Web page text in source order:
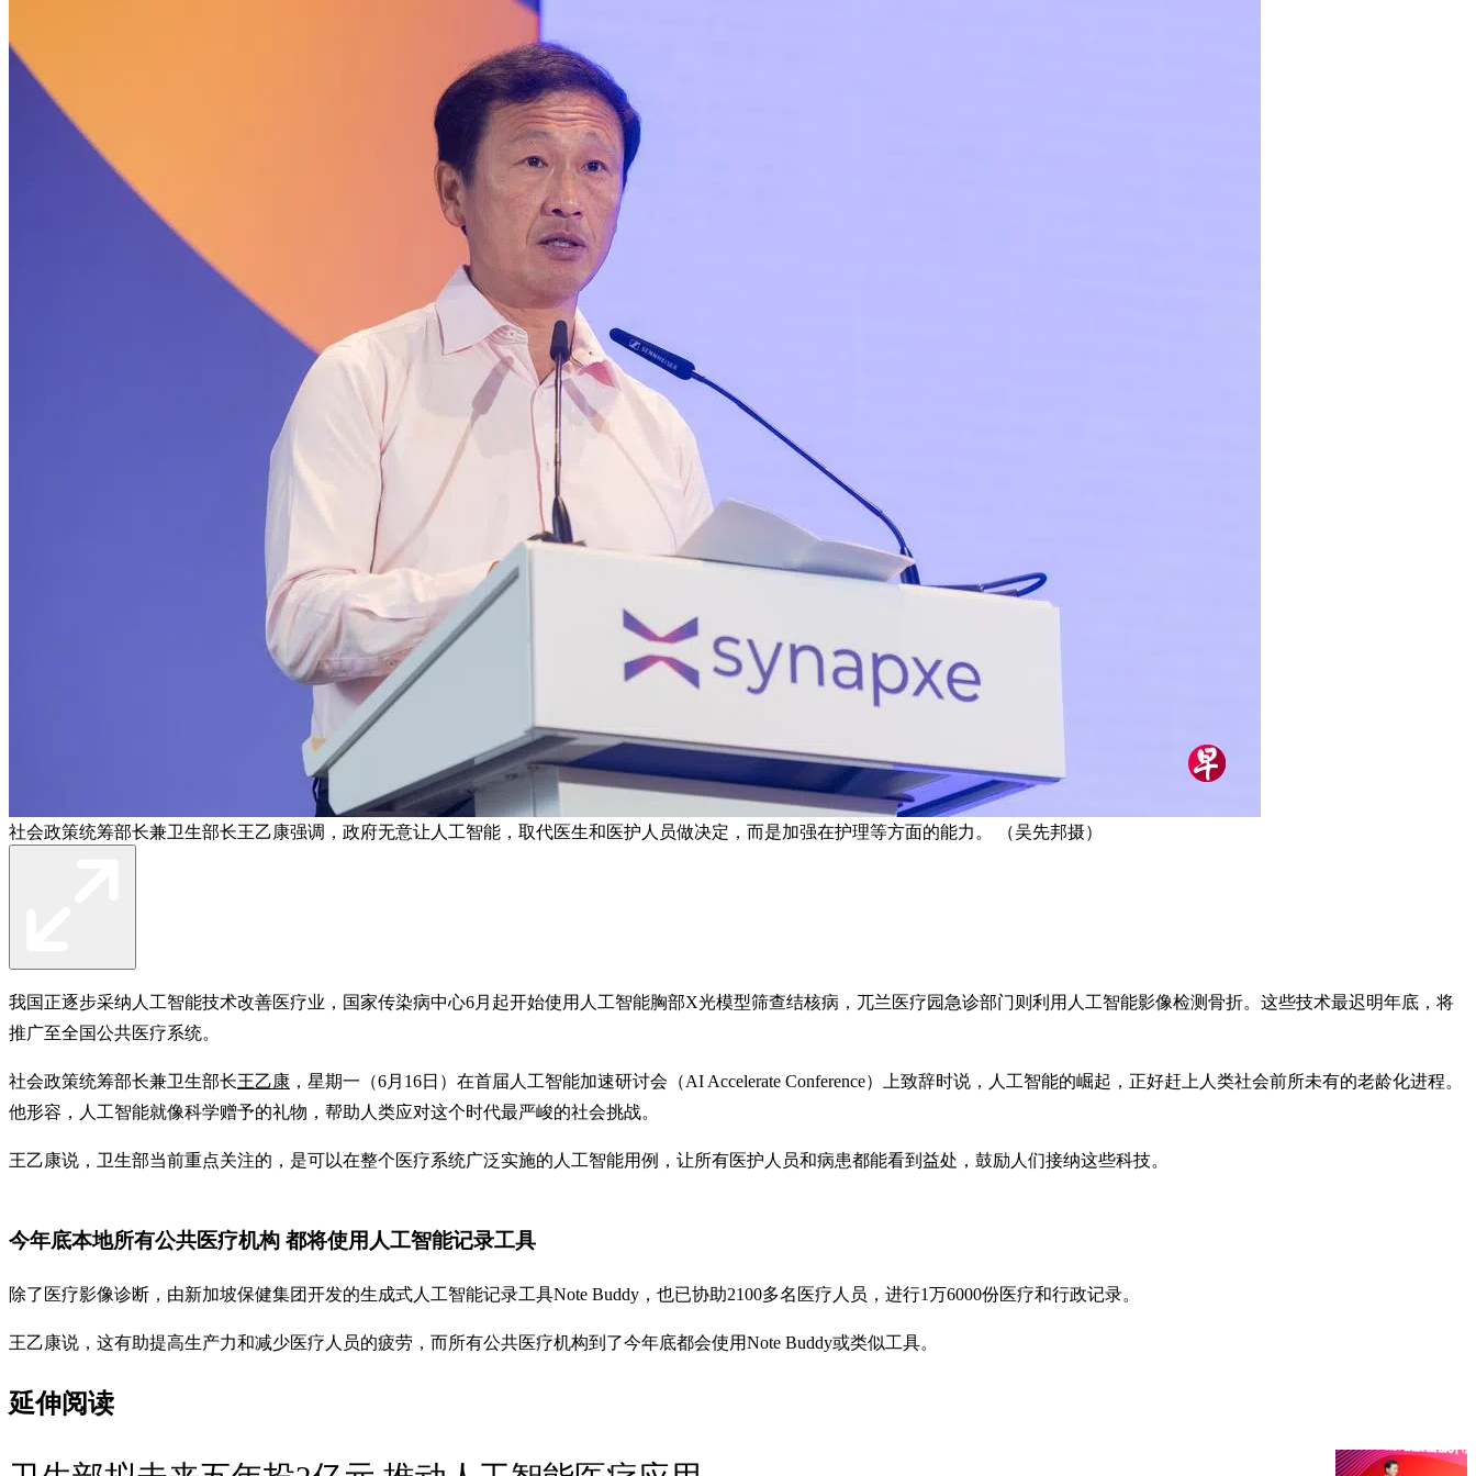
社会政策统筹部长兼卫生部长王乙康强调，政府无意让人工智能，取代医生和医护人员做决定，而是加强在护理等方面的能力。 （吴先邦摄）
我国正逐步采纳人工智能技术改善医疗业，国家传染病中心6月起开始使用人工智能胸部X光模型筛查结核病，兀兰医疗园急诊部门则利用人工智能影像检测骨折。这些技术最迟明年底，将
推广至全国公共医疗系统。
社会政策统筹部长兼卫生部长王乙康 ，星期一（6月16日）在首届人工智能加速研讨会（AI Accelerate Conference）上致辞时说，人工智能的崛起，正好赶上人类社会前所未有的老龄化进程。
他形容，人工智能就像科学赠予的礼物，帮助人类应对这个时代最严峻的社会挑战。
王乙康说，卫生部当前重点关注的，是可以在整个医疗系统广泛实施的人工智能用例，让所有医护人员和病患都能看到益处，鼓励人们接纳这些科技。
今年底本地所有公共医疗机构 都将使用人工智能记录工具
除了医疗影像诊断，由新加坡保健集团开发的生成式人工智能记录工具Note Buddy，也已协助2100多名医疗人员，进行1万6000份医疗和行政记录。
王乙康说，这有助提高生产力和减少医疗人员的疲劳，而所有公共医疗机构到了今年底都会使用Note Buddy或类似工具。
延伸阅读